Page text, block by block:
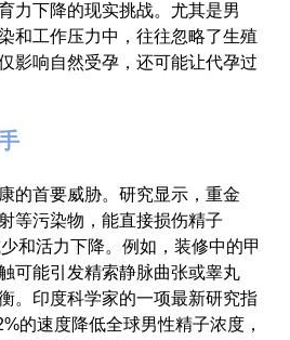
力下降的现实挑战。尤其是男
和工作压力中，往往忽略了生殖
影响自然受孕，还可能让代孕过
的首要威胁。研究显示，重金
等污染物，能直接损伤精子
和活力下降。例如，装修中的甲
可能引发精索静脉曲张或睾丸
。印度科学家的一项最新研究指
的速度降低全球男性精子浓度，